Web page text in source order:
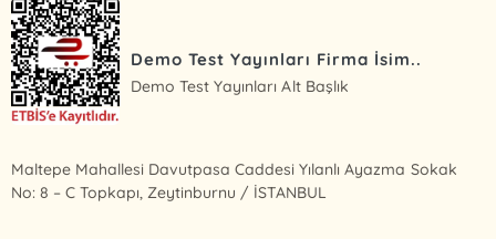
Demo Test Yayınları Firma İsim..
Demo Test Yayınları Alt Başlık
Maltepe Mahallesi Davutpasa Caddesi Yılanlı Ayazma Sokak
No: 8 – C Topkapı, Zeytinburnu / İSTANBUL